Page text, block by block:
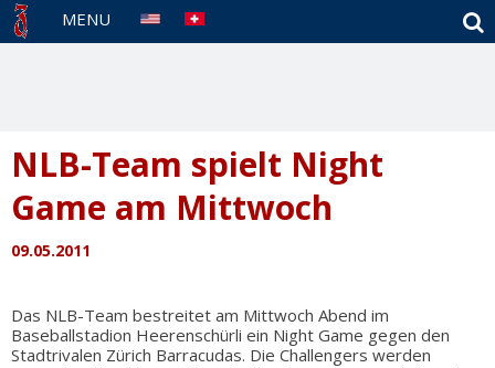
MENU
NLB-Team spielt Night
Game am Mittwoch
09.05.2011
Das NLB-Team bestreitet am Mittwoch Abend im
Baseballstadion Heerenschürli ein Night Game gegen den
Stadtrivalen Zürich Barracudas. Die Challengers werden